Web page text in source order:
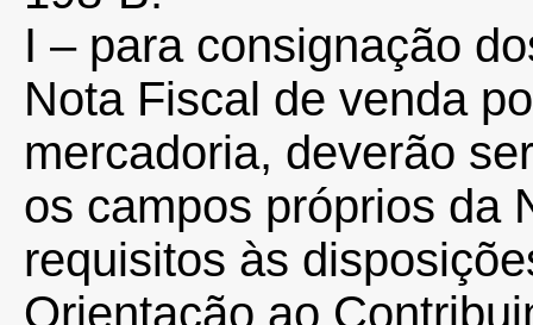
I – para consignação
Nota Fiscal de venda
mercadoria, deverão
os campos próprios da
requisitos às
Orientação ao